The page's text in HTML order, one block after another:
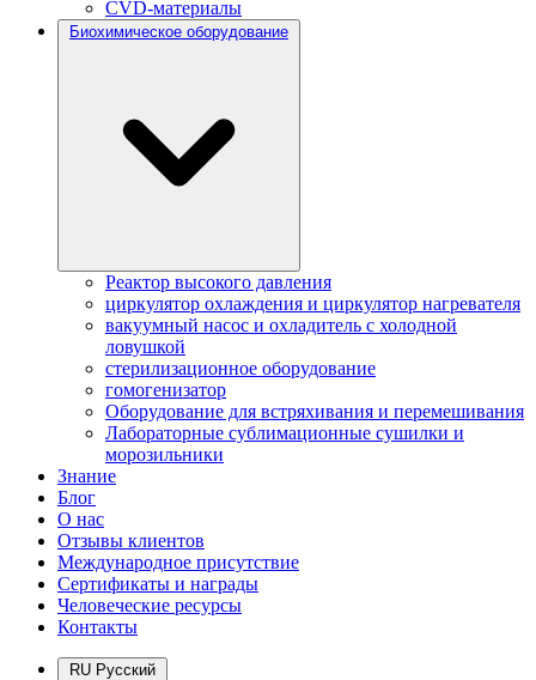
CVD-материалы
Биохимическое оборудование
Реактор высокого давления
циркулятор охлаждения и циркулятор нагревателя
вакуумный насос и охладитель с холодной
ловушкой
стерилизационное оборудование
гомогенизатор
Оборудование для встряхивания и перемешивания
Лабораторные сублимационные сушилки и
морозильники
Знание
Блог
О нас
Отзывы клиентов
Международное присутствие
Сертификаты и награды
Человеческие ресурсы
Контакты
RU Русский